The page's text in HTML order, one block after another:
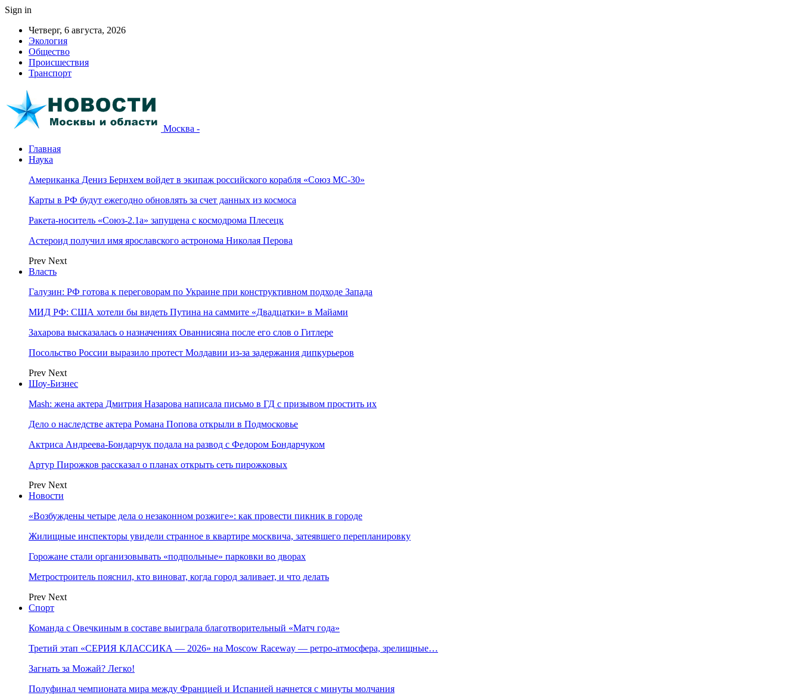
Sign in
Четверг, 6 августа, 2026
Экология
Общество
Происшествия
Транспорт
Москва -
Главная
Наука
Американка Дениз Бернхем войдет в экипаж российского корабля «Союз МС-30»
Карты в РФ будут ежегодно обновлять за счет данных из космоса
Ракета-носитель «Союз-2.1а» запущена с космодрома Плесецк
Астероид получил имя ярославского астронома Николая Перова
Prev Next
Власть
Галузин: РФ готова к переговорам по Украине при конструктивном подходе Запада
МИД РФ: США хотели бы видеть Путина на саммите «Двадцатки» в Майами
Захарова высказалась о назначениях Ованнисяна после его слов о Гитлере
Посольство России выразило протест Молдавии из-за задержания дипкурьеров
Prev Next
Шоу-Бизнес
Mash: жена актера Дмитрия Назарова написала письмо в ГД с призывом простить их
Дело о наследстве актера Романа Попова открыли в Подмосковье
Актриса Андреева-Бондарчук подала на развод с Федором Бондарчуком
Артур Пирожков рассказал о планах открыть сеть пирожковых
Prev Next
Новости
«Возбуждены четыре дела о незаконном розжиге»: как провести пикник в городе
Жилищные инспекторы увидели странное в квартире москвича, затеявшего перепланировку
Горожане стали организовывать «подпольные» парковки во дворах
Метростроитель пояснил, кто виноват, когда город заливает, и что делать
Prev Next
Спорт
Команда с Овечкиным в составе выиграла благотворительный «Матч года»
Третий этап «СЕРИЯ КЛАССИКА — 2026» на Moscow Raceway — ретро‑атмосфера, зрелищные…
Загнать за Можай? Легко!
Полуфинал чемпионата мира между Францией и Испанией начнется с минуты молчания